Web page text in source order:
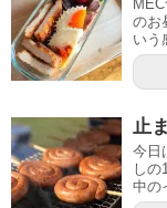
のお
いう
止
今日
し
中の